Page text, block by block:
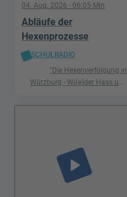
04. Aug. 2026 · 06:05 Min
Abläufe der
Hexenprozesse
SCHULRADIO
"Die Hexenverfolgung in
Würzburg - Wi(e)der Hass und
play_arrow